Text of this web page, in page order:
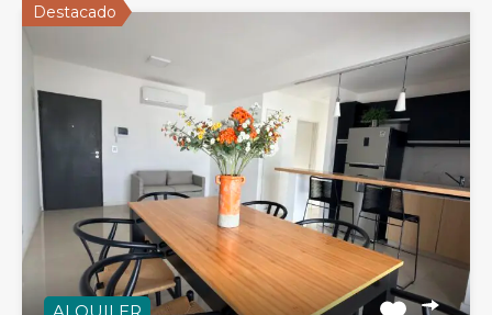
Destacado